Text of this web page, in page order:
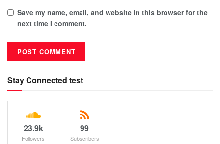
Save my name, email, and website in this browser for the
next time I comment.
Stay Connected test
23.9k
Followers
99
Subscribers